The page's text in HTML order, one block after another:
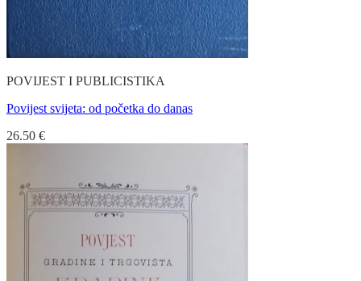
POVIJEST I PUBLICISTIKA
Povijest svijeta: od početka do danas
26.50 €